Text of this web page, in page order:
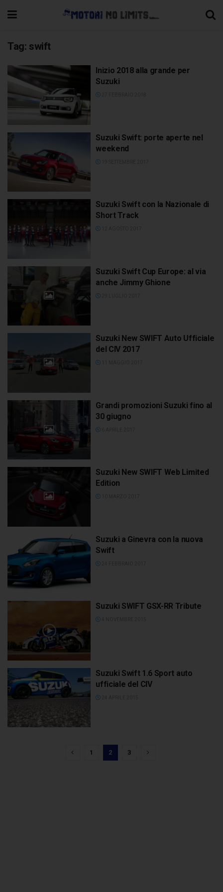
Tag: swift
Inizio 2018 alla grande per
Suzuki
Suzuki Swift: porte aperte nel
weekend
Suzuki Swift con la Nazionale di
Short Track
Suzuki Swift Cup Europe: al via
anche Jimmy Ghione
Suzuki New SWIFT Auto Ufficiale
del CIV 2017
Grandi promozioni Suzuki fino al
30 giugno
Suzuki New SWIFT Web Limited
Edition
Suzuki a Ginevra con la nuova
Swift
Suzuki SWIFT GSX-RR Tribute
Suzuki Swift 1.6 Sport auto
ufficiale del CIV
1 2 3